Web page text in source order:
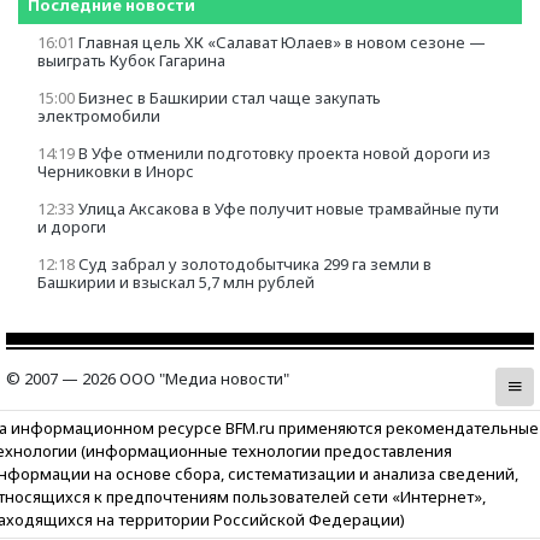
Последние новости
16:01 Главная цель ХК «Салават Юлаев» в новом сезоне —
выиграть Кубок Гагарина
15:00Бизнес в Башкирии стал чаще закупать
электромобили
14:19В Уфе отменили подготовку проекта новой дороги из
Черниковки в Инорс
12:33 Улица Аксакова в Уфе получит новые трамвайные пути
и дороги
12:18Суд забрал у золотодобытчика 299 га земли в
Башкирии и взыскал 5,7 млн рублей
© 2007 — 2026 ООО "Медиа новости"
информационном ресурсе BFM.ru применяются рекомендательные
(информационные технологии предоставления
на основе сбора, систематизации и анализа сведений,
к предпочтениям пользователей сети «Интернет»,
на территории Российской Федерации)